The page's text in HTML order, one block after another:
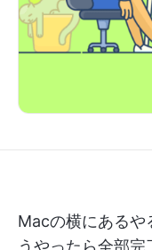
Macの横にあるや
うやったら全部